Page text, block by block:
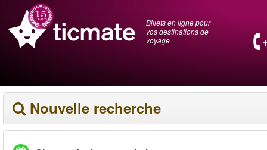
Billets en ligne pour
vos destinations de
voyage
Nouvelle recherche